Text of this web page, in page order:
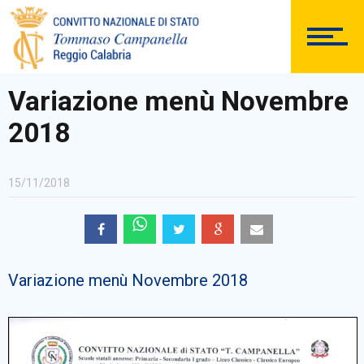
DOCUMENTAZIONE
Comunicazioni Esterne
BACHECA SINDACALE
Variazione menù Novembre
2018
15/11/2018
Variazione menù Novembre 2018